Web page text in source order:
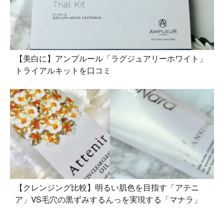
【美白に】アンプルール「ラグジュアリーホワイト」
トライアルキットを口コミ
【クレンジング比較】明るい肌色を目指す「アテニ
ア」VS毛穴の黒ずみするんっを実現する「マナラ」